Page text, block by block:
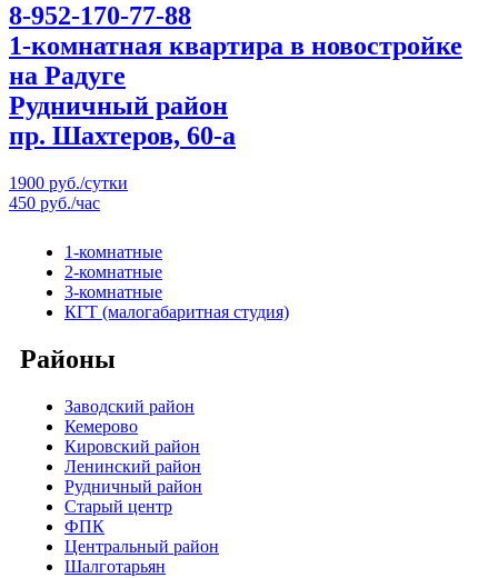
8-952-170-77-88
1-комнатная квартира в новостройке
на Радуге
Рудничный район
пр. Шахтеров, 60-а
1900 руб./сутки
450 руб./час
1-комнатные
2-комнатные
3-комнатные
КГТ (малогабаритная студия)
Районы
Заводский район
Кемерово
Кировский район
Ленинский район
Рудничный район
Старый центр
ФПК
Центральный район
Шалготарьян